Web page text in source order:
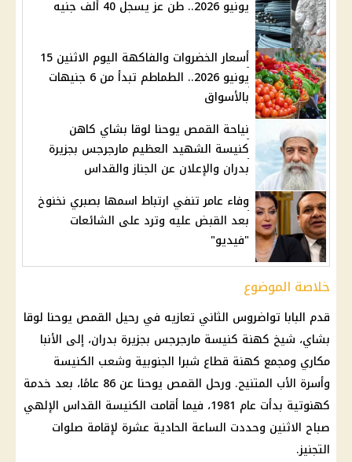
يونيو 2026.. طن عز يسجل 40 ألف جنيه
أسعار الخضروات والفاكهة اليوم الاثنين 15
يونيو 2026.. الطماطم تبدأ من 6 جنيهات
بالأسواق
نياحة القمص يوحنا لوقا بشاي كاهن
كنيسة الشهيد العظيم مارجرجس بجزيرة
بدران والإعلان عن الجناز والقداس
وفاء عامر تنفي ارتباط اسمها بصبري نخنوخ
بعد القبض عليه وترد على الشائعات
"فيديو"
خلاصة الموضوع
قدم البابا تواضروس الثاني تعازيه في رحيل القمص يوحنا لوقا
بشاي، شيخ كهنة كنيسة مارجرجس بجزيرة بدران، إلى الأنبا
مكاري ومجمع كهنة قطاع شبرا الجنوبية وشعب الكنيسة
وأسرة الأب المتنيح. ورحل القمص يوحنا عن 86 عامًا، بعد خدمة
كهنوتية بدأت عام 1981، فيما أقامت الكنيسة القداس الإلهي
صباح الاثنين وحددت الساعة الحادية عشرة لإقامة صلوات
التجنيز.